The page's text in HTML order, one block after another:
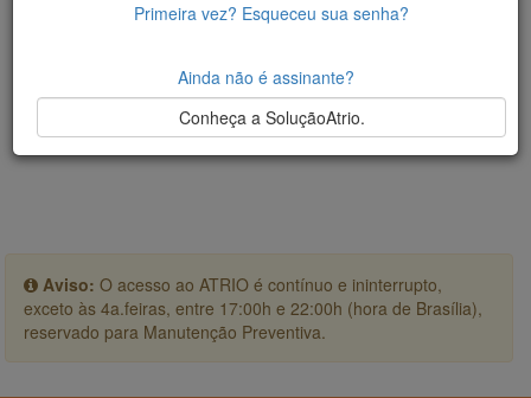
Aviso: O acesso ao ATRIO é contínuo e ininterrupto,
exceto às 4a.feiras, entre 17:00h e 22:00h (hora de Brasília),
reservado para Manutenção Preventiva.
Primeira vez? Esqueceu sua senha?
Ainda não é assinante?
Conheça a SoluçãoAtrio.